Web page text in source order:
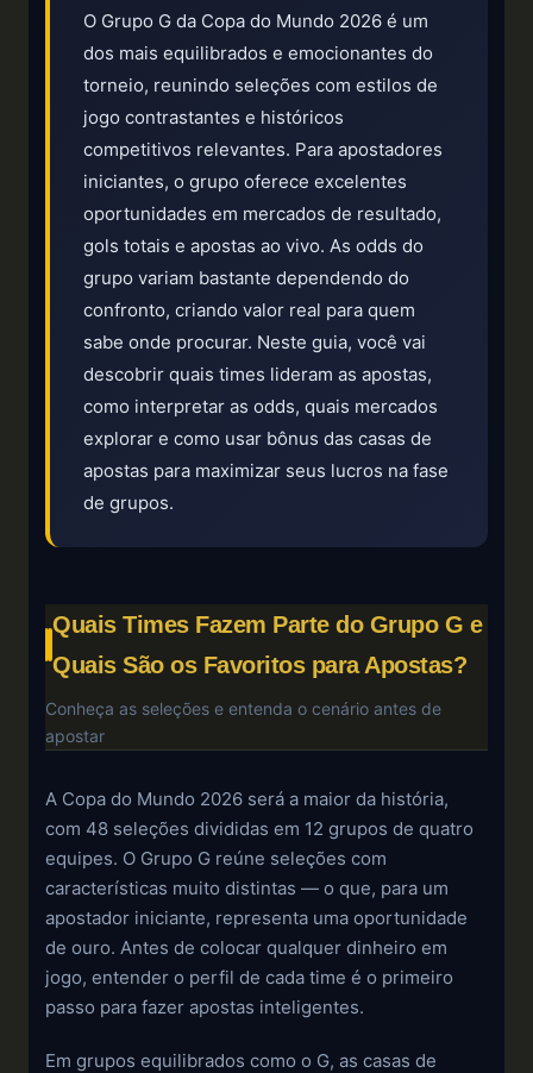
O Grupo G da Copa do Mundo 2026 é um
dos mais equilibrados e emocionantes do
torneio, reunindo seleções com estilos de
jogo contrastantes e históricos
competitivos relevantes. Para apostadores
iniciantes, o grupo oferece excelentes
oportunidades em mercados de resultado,
gols totais e apostas ao vivo. As odds do
grupo variam bastante dependendo do
confronto, criando valor real para quem
sabe onde procurar. Neste guia, você vai
descobrir quais times lideram as apostas,
como interpretar as odds, quais mercados
explorar e como usar bônus das casas de
apostas para maximizar seus lucros na fase
de grupos.
Quais Times Fazem Parte do Grupo G e
Quais São os Favoritos para Apostas?
Conheça as seleções e entenda o cenário antes de
apostar
A Copa do Mundo 2026 será a maior da história,
com 48 seleções divididas em 12 grupos de quatro
equipes. O Grupo G reúne seleções com
características muito distintas — o que, para um
apostador iniciante, representa uma oportunidade
de ouro. Antes de colocar qualquer dinheiro em
jogo, entender o perfil de cada time é o primeiro
passo para fazer apostas inteligentes.
Em grupos equilibrados como o G, as casas de